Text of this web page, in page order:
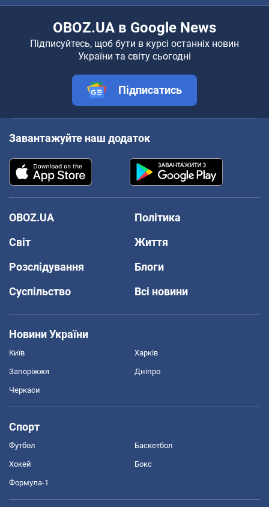
OBOZ.UA в Google News
Підписуйтесь, щоб бути в курсі останніх новин
України та світу сьогодні
Підписатись
Завантажуйте наш додаток
OBOZ.UA
Політика
Світ
Життя
Розслідування
Блоги
Суспільство
Всі новини
Новини України
Київ Харків
Запоріжжя Дніпро
Черкаси
Спорт
Футбол Баскетбол
Хокей Бокс
Формула-1